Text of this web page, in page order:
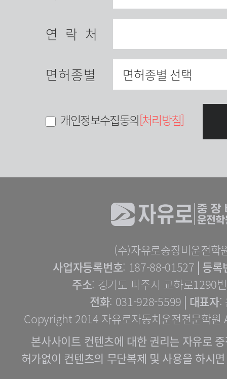
연락처
면허종별
개인정보수집동의[처리방침]
(주)자유로중장비운전학
사업자등록번호: 187-88-01527│ 등록
주소: 경기도 파주시 교하로1290
전화: 031-928-5599│ 대표자:
Copyright 2014 자유로자동차운전전문학
본사사이트 컨텐츠에 대한 권리는 자유로
허가없이 컨텐츠의 무단복제 및 사용을 하시